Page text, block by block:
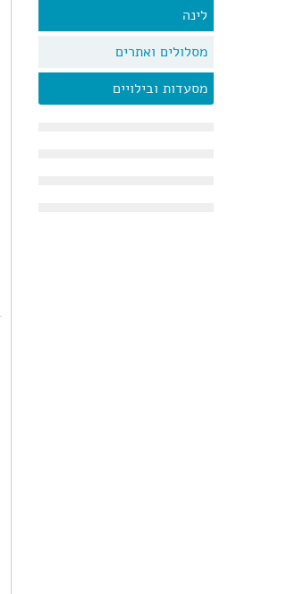
לינה
מסלולים ואתרים
מסעדות ובילויים